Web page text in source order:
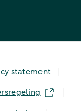
statement